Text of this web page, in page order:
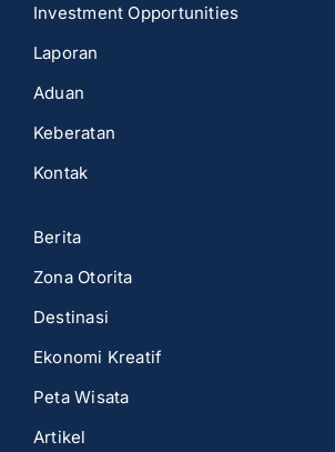
Investment Opportunities
Laporan
Aduan
Keberatan
Kontak
Berita
Zona Otorita
Destinasi
Ekonomi Kreatif
Peta Wisata
Artikel